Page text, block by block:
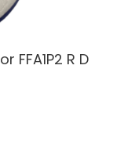
FFA1P2 R D